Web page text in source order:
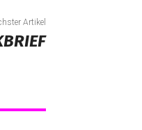
Artikel